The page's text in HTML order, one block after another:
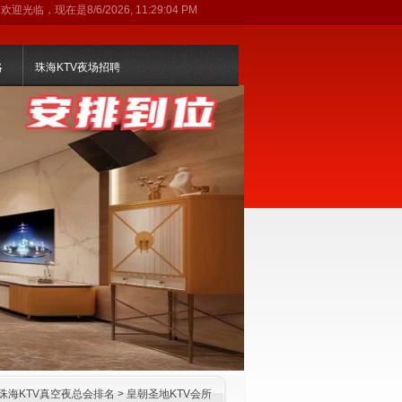
欢迎光临，现在是8/6/2026, 11:29:04 PM
珠海KTV夜场招聘
海KTV真空夜总会排名 > 皇朝圣地KTV会所